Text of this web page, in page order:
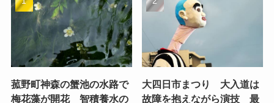
菰野町神森の蟹池の水路で
梅花藻が開花 智積養水の
大四日市まつり 大入道は
故障を抱えながら演技 最